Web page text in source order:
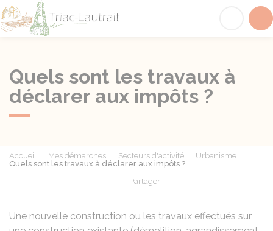
Quels sont les travaux à
déclarer aux impôts ?
Accueil Mes démarches Secteurs d'activité
Urbanisme
Quels sont les travaux à déclarer aux impôts ?
Partager
Une nouvelle construction ou les travaux effectués sur